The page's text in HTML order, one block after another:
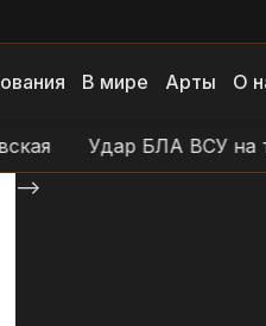
В мире Арты О
Удар БЛА ВСУ на
-->